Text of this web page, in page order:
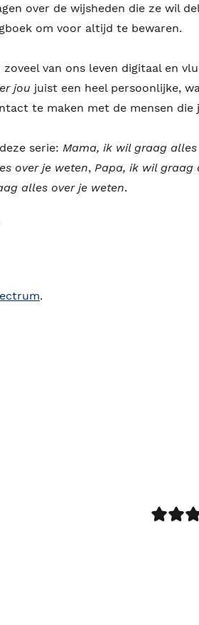
over de wijsheden die ze wil
om voor altijd te bewaren.
zoveel van ons leven digitaal en
jou juist een heel persoonlijke,
te maken met de mensen die
serie: Mama, ik wil graag
over je weten, Papa, ik wil graag
alles over je weten.
.